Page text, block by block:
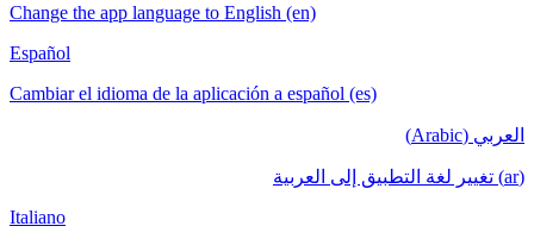
Change the app language to English (en)
Español
Cambiar el idioma de la aplicación a español (es)
العربي (Arabic)
(ar) تغيير لغة التطبيق إلى العربية
Italiano